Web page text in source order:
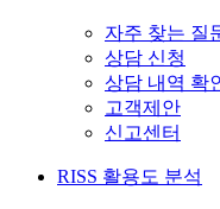
자주 찾는 질
상담 신청
상담 내역 확
고객제안
신고센터
RISS 활용도 분석